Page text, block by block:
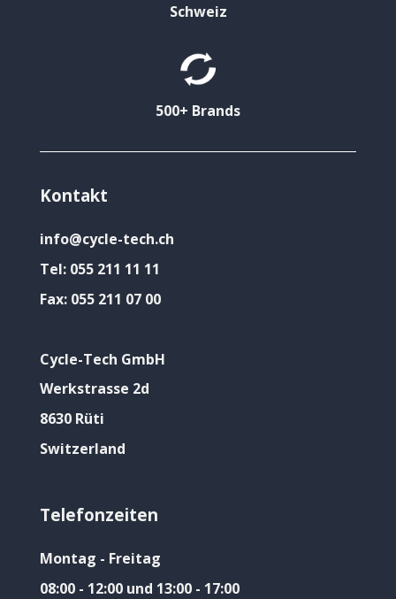
Schweiz
500+ Brands
Kontakt
info@cycle-tech.ch
Tel: 055 211 11 11
Fax: 055 211 07 00
Cycle-Tech GmbH
Werkstrasse 2d
8630 Rüti
Switzerland
Telefonzeiten
Montag - Freitag
08:00 - 12:00 und 13:00 - 17:00